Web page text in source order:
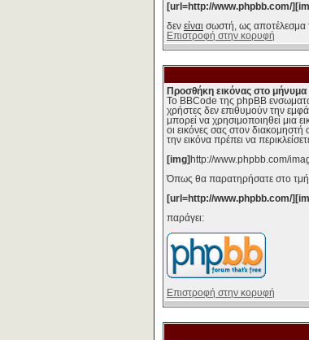
[url=http://www.phpbb.com/
δεν είναι σωστή, ως αποτέλεσμα
Επιστροφή στην κορυφή
Προσθήκη εικόνας στο μήνυμα
Το BBCode της phpBB
χρήστες δεν επιθυμούν την
μπορεί να χρησιμοποιηθεί μια
οι εικόνες σας στον
την εικόνα πρέπει να
[img] http://www.phpbb.com/
Όπως θα παρατηρήσατε στο
[url=http://www.phpbb.com/
παράγει:
Επιστροφή στην κορυφή